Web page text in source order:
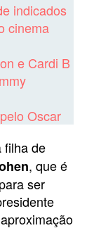
indicados
cinema
e Cardi B
Oscar
filha de
, que é
ser